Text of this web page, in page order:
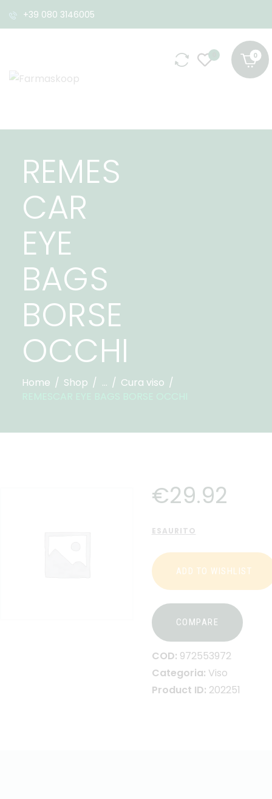
+39 080 3146005
0
REMES
CAR
EYE
BAGS
BORSE
OCCHI
Home Shop ...
Cura viso
€29.92
ESAURITO
ADD TO WISHLIST
COMPARE
COD: 972553972
Categoria: Viso
Product ID: 202251